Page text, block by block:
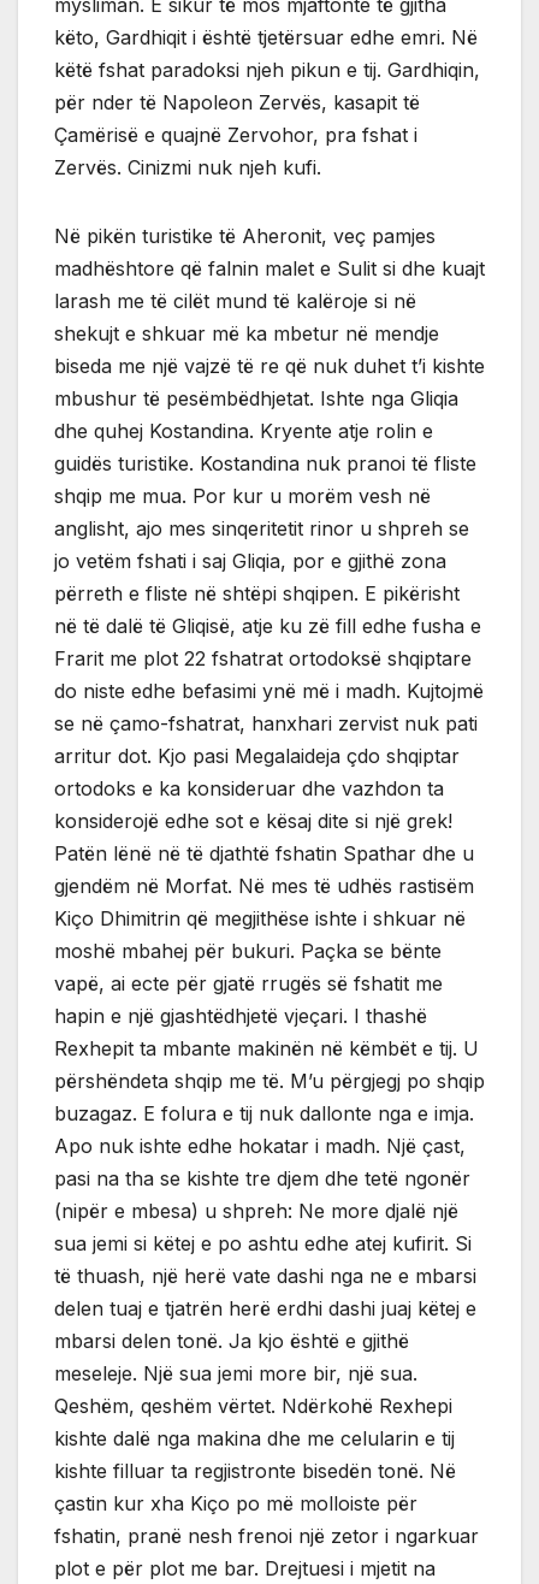
këto, Gardhiqit i është tjetërsuar edhe emri. Në
këtë fshat paradoksi njeh pikun e tij. Gardhiqin,
për nder të Napoleon Zervës, kasapit të
Çamërisë e quajnë Zervohor, pra fshat i
Zervës. Cinizmi nuk njeh kufi.
Në pikën turistike të Aheronit, veç pamjes
madhështore që falnin malet e Sulit si dhe kuajt
larash me të cilët mund të kalëroje si në
shekujt e shkuar më ka mbetur në mendje
biseda me një vajzë të re që nuk duhet t’i kishte
mbushur të pesëmbëdhjetat. Ishte nga Gliqia
dhe quhej Kostandina. Kryente atje rolin e
guidës turistike. Kostandina nuk pranoi të fliste
shqip me mua. Por kur u morëm vesh në
anglisht, ajo mes sinqeritetit rinor u shpreh se
jo vetëm fshati i saj Gliqia, por e gjithë zona
përreth e fliste në shtëpi shqipen. E pikërisht
në të dalë të Gliqisë, atje ku zë fill edhe fusha e
Frarit me plot 22 fshatrat ortodoksë shqiptare
do niste edhe befasimi ynë më i madh. Kujtojmë
se në çamo-fshatrat, hanxhari zervist nuk pati
arritur dot. Kjo pasi Megalaideja çdo shqiptar
ortodoks e ka konsideruar dhe vazhdon ta
konsiderojë edhe sot e kësaj dite si një grek!
Patën lënë në të djathtë fshatin Spathar dhe u
gjendëm në Morfat. Në mes të udhës rastisëm
Kiço Dhimitrin që megjithëse ishte i shkuar në
moshë mbahej për bukuri. Paçka se bënte
vapë, ai ecte për gjatë rrugës së fshatit me
hapin e një gjashtëdhjetë vjeçari. I thashë
Rexhepit ta mbante makinën në këmbët e tij. U
përshëndeta shqip me të. M’u përgjegj po shqip
buzagaz. E folura e tij nuk dallonte nga e imja.
Apo nuk ishte edhe hokatar i madh. Një çast,
pasi na tha se kishte tre djem dhe tetë ngonër
(nipër e mbesa) u shpreh: Ne more djalë një
sua jemi si këtej e po ashtu edhe atej kufirit. Si
të thuash, një herë vate dashi nga ne e mbarsi
delen tuaj e tjatrën herë erdhi dashi juaj këtej e
mbarsi delen tonë. Ja kjo është e gjithë
meseleje. Një sua jemi more bir, një sua.
Qeshëm, qeshëm vërtet. Ndërkohë Rexhepi
kishte dalë nga makina dhe me celularin e tij
kishte filluar ta regjistronte bisedën tonë. Në
çastin kur xha Kiço po më molloiste për
fshatin, pranë nesh frenoi një zetor i ngarkuar
plot e për plot me bar. Drejtuesi i mjetit na